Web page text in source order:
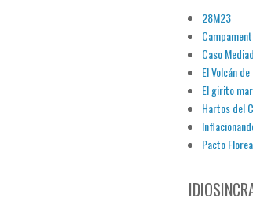
28M23
Caso
El Volcán
El girito
Hartos del
Pacto